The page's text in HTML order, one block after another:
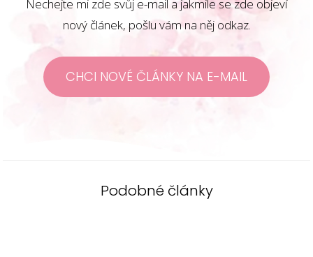
Nechejte mi zde svůj e-mail a jakmile se zde objeví
nový článek, pošlu vám na něj odkaz.
CHCI NOVÉ ČLÁNKY NA E-MAIL
Podobné články